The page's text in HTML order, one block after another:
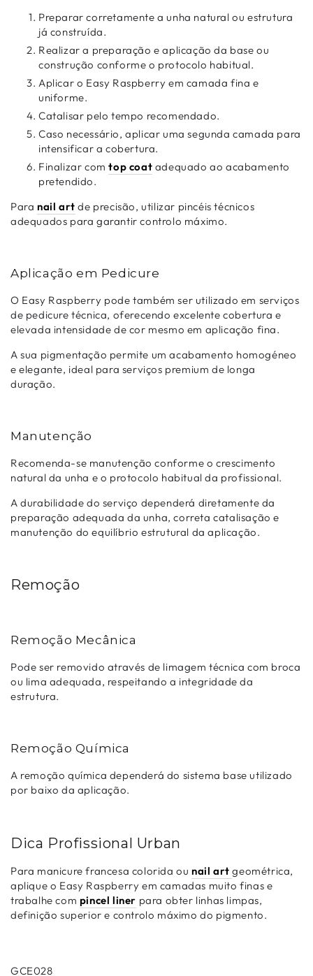
Preparar corretamente a unha natural ou estrutura
já construída.
Realizar a preparação e aplicação da base ou
construção conforme o protocolo habitual.
Aplicar o Easy Raspberry em camada fina e
uniforme.
Catalisar pelo tempo recomendado.
Caso necessário, aplicar uma segunda camada para
intensificar a cobertura.
Finalizar comtop coat adequado ao acabamento
pretendido.
Para nail art de precisão, utilizar pincéis técnicos
adequados para garantir controlo máximo.
Aplicação em Pedicure
O Easy Raspberry pode também ser utilizado em serviços
de pedicure técnica, oferecendo excelente cobertura e
elevada intensidade de cor mesmo em aplicação fina.
A sua pigmentação permite um acabamento homogéneo
e elegante, ideal para serviços premium de longa
duração.
Manutenção
Recomenda-se manutenção conforme o crescimento
natural da unha e o protocolo habitual da profissional.
A durabilidade do serviço dependerá diretamente da
preparação adequada da unha, correta catalisação e
manutenção do equilíbrio estrutural da aplicação.
Remoção
Remoção Mecânica
Pode ser removido através de limagem técnica com broca
ou lima adequada, respeitando a integridade da
estrutura.
Remoção Química
A remoção química dependerá do sistema base utilizado
por baixo da aplicação.
Dica Profissional Urban
Para manicure francesa colorida ou nail artgeométrica,
aplique o Easy Raspberry em camadas muito finas e
trabalhe com pincel liner para obter linhas limpas,
definição superior e controlo máximo do pigmento.
GCE028